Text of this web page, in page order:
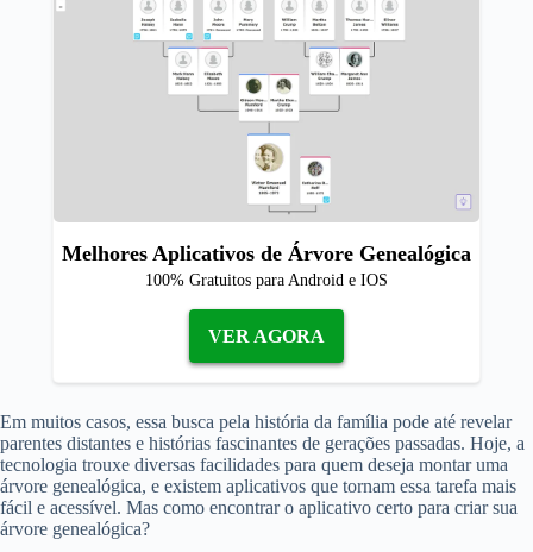
Melhores Aplicativos de Árvore Genealógica
100% Gratuitos para Android e IOS
VER AGORA
Em muitos casos, essa busca pela história da família pode até revelar
parentes distantes e histórias fascinantes de gerações passadas. Hoje, a
tecnologia trouxe diversas facilidades para quem deseja montar uma
árvore genealógica, e existem aplicativos que tornam essa tarefa mais
fácil e acessível. Mas como encontrar o aplicativo certo para criar sua
árvore genealógica?